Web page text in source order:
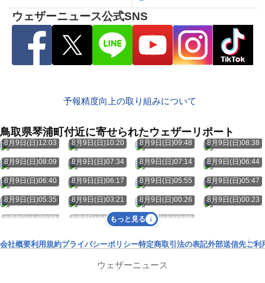
ウェザーニュース公式SNS
予報精度向上の取り組みについて
鳥取県琴浦町付近に寄せられたウェザーリポート
8月9日(日)12:03 8月9日(日)10:20 8月9日(日)09:48 8月9日(日)08:38
8月9日(日)08:09 8月9日(日)07:34 8月9日(日)07:14 8月9日(日)06:44
8月9日(日)06:40 8月9日(日)06:17 8月9日(日)05:55 8月9日(日)05:47
8月9日(日)05:35 8月9日(日)03:21 8月9日(日)00:26 8月9日(日)00:23
8月8日(土)23:33 8月8日(土)23:17 8月8日(土)23:06
もっと見る
会社概要利用規約プライバシーポリシー特定商取引法の表記外部送信先ご利
ウェザーニュース